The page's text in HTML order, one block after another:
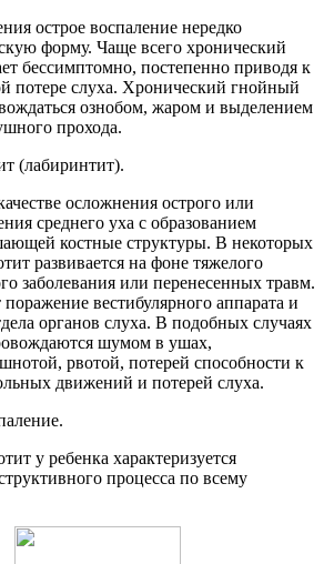
острое воспаление нередко
форму. Чаще всего хронический
бессимптомно, постепенно приводя к
потере слуха. Хронический гнойный
ознобом, жаром и выделением
прохода.
(лабиринтит).
осложнения острого или
среднего уха с образованием
костные структуры. В некоторых
развивается на фоне тяжелого
заболевания или перенесенных травм.
вестибулярного аппарата и
органов слуха. В подобных случаях
шумом в ушах,
рвотой, потерей способности к
движений и потерей слуха.
у ребенка характеризуется
процесса по всему